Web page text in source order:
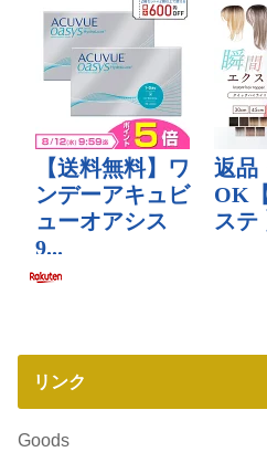
リンク
Goods